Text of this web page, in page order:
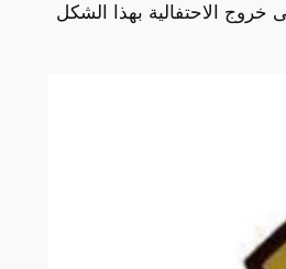
خروج الاحتفالية بهذا الشكل